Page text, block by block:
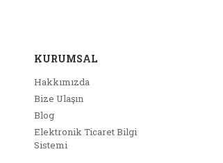
var mu?
BORU ÇİÇEĞİ Brugmansia Angels Trumpe
renk var mi??
Kalyoncu | 27/12/2019
KURUMSAL
Hakkımızda
Bize Ulaşın
Blog
Elektronik Ticaret Bilgi
Sistemi